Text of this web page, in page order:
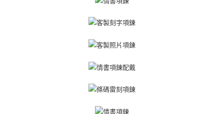
３．未成年的使用者請事先徵得法定代理人或監護人之同意方可使用
「AFTEE先享後付」，若未經同意申辦者引起之損失，本公司不負相關責
４．使用「AFTEE先享後付」時，將依據個別帳號之用戶狀況，依本公司即
５．嚴禁一人註冊多個帳號或使用他人資訊註冊。若發現惡意使用之情形，
機車快遞(限大台北地區運費到付) 下單後請聯絡LINE官方帳號 @gi